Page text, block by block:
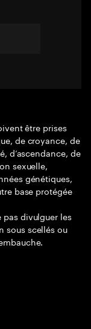
être prises
de croyance, de
d’ascendance, de
sexuelle,
génétiques,
base protégée
pas divulguer les
sous scellés ou